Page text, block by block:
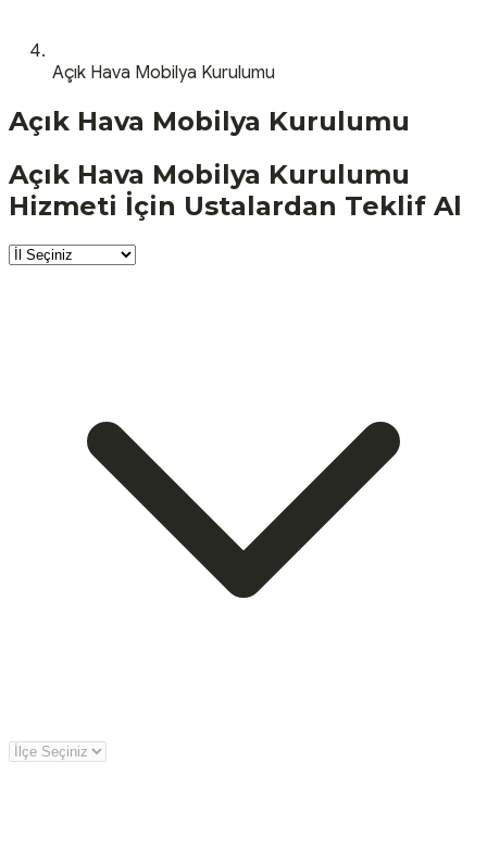
Açık Hava Mobilya Kurulumu
Açık Hava Mobilya Kurulumu
Açık Hava Mobilya Kurulumu
Hizmeti İçin Ustalardan Teklif Al